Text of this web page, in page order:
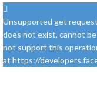
Unsupported get
does not exist, cannot
not support this
at https://